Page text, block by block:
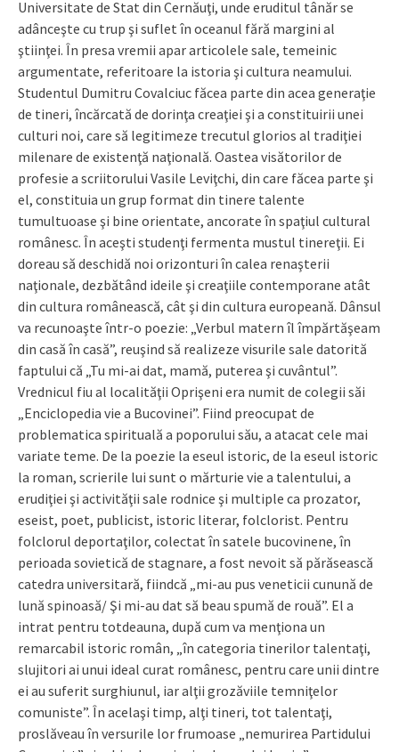
Universitate de Stat din Cernăuţi, unde eruditul tânăr se
adânceşte cu trup şi suflet în oceanul fără margini al
ştiinţei. În presa vremii apar articolele sale, temeinic
argumentate, referitoare la istoria şi cultura neamului.
Studentul Dumitru Covalciuc făcea parte din acea generaţie
de tineri, încărcată de dorinţa creaţiei şi a constituirii unei
culturi noi, care să legitimeze trecutul glorios al tradiţiei
milenare de existenţă naţională. Oastea visătorilor de
profesie a scriitorului Vasile Leviţchi, din care făcea parte şi
el, constituia un grup format din tinere talente
tumultuoase şi bine orientate, ancorate în spaţiul cultural
românesc. În aceşti studenţi fermenta mustul tinereţii. Ei
doreau să deschidă noi orizonturi în calea renaşterii
naţionale, dezbătând ideile şi creaţiile contemporane atât
din cultura românească, cât şi din cultura europeană. Dânsul
va recunoaşte într-o poezie: „Verbul matern îl împărtăşeam
din casă în casă”, reuşind să realizeze visurile sale datorită
faptului că „Tu mi-ai dat, mamă, puterea şi cuvântul”.
Vrednicul fiu al localităţii Oprişeni era numit de colegii săi
„Enciclopedia vie a Bucovinei”. Fiind preocupat de
problematica spirituală a poporului său, a atacat cele mai
variate teme. De la poezie la eseul istoric, de la eseul istoric
la roman, scrierile lui sunt o mărturie vie a talentului, a
erudiţiei şi activităţii sale rodnice şi multiple ca prozator,
eseist, poet, publicist, istoric literar, folclorist. Pentru
folclorul deportaţilor, colectat în satele bucovinene, în
perioada sovietică de stagnare, a fost nevoit să părăsească
catedra universitară, fiindcă „mi-au pus veneticii cunună de
lună spinoasă/ Şi mi-au dat să beau spumă de rouă”. El a
intrat pentru totdeauna, după cum va menţiona un
remarcabil istoric român, „în categoria tinerilor talentaţi,
slujitori ai unui ideal curat românesc, pentru care unii dintre
ei au suferit surghiunul, iar alţii grozăviile temniţelor
comuniste”. În acelaşi timp, alţi tineri, tot talentaţi,
proslăveau în versurile lor frumoase „nemurirea Partidului